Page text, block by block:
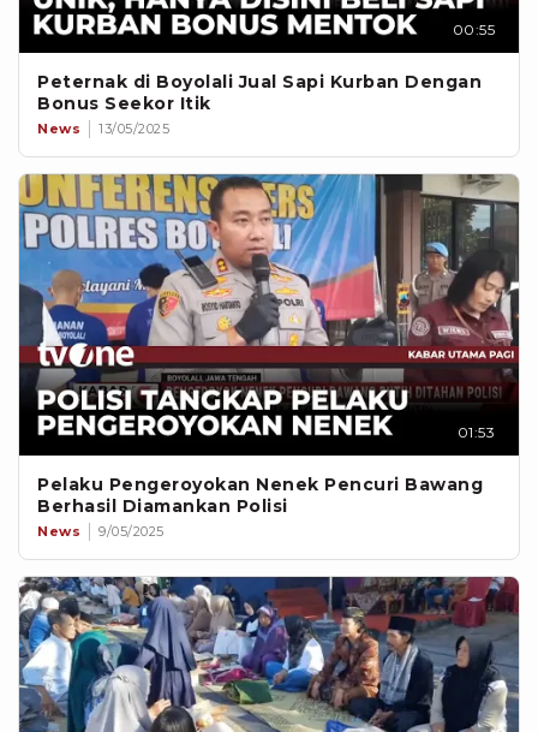
00:55
Peternak di Boyolali Jual Sapi Kurban Dengan
Bonus Seekor Itik
News 13/05/2025
01:53
Pelaku Pengeroyokan Nenek Pencuri Bawang
Berhasil Diamankan Polisi
News 9/05/2025